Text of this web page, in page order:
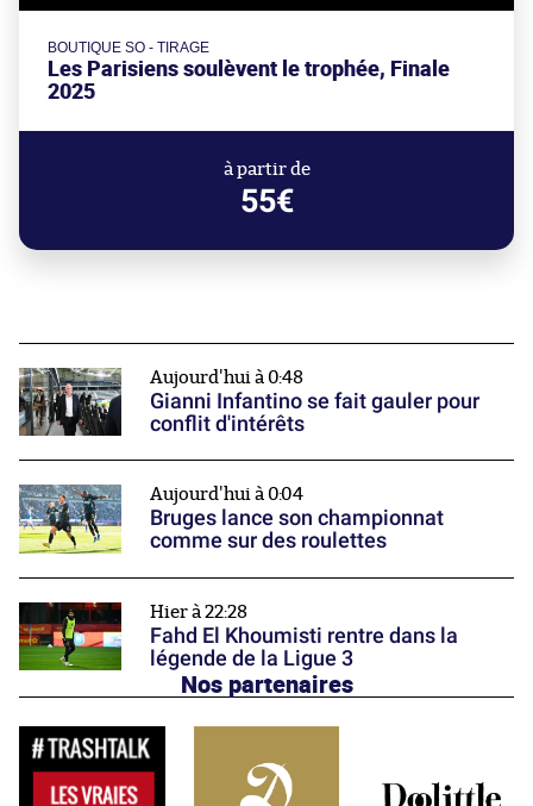
BOUTIQUE SO - TIRAGE
Les Parisiens soulèvent le trophée, Finale
2025
à partir de
55€
Aujourd'hui à 0:48
Gianni Infantino se fait gauler pour
conflit d'intérêts
Aujourd'hui à 0:04
Bruges lance son championnat
comme sur des roulettes
Hier à 22:28
Fahd El Khoumisti rentre dans la
légende de la Ligue 3
Nos partenaires